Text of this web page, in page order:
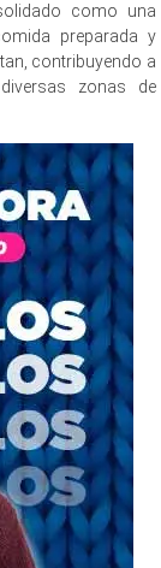
como una
preparada y
contribuyendo a
zonas de